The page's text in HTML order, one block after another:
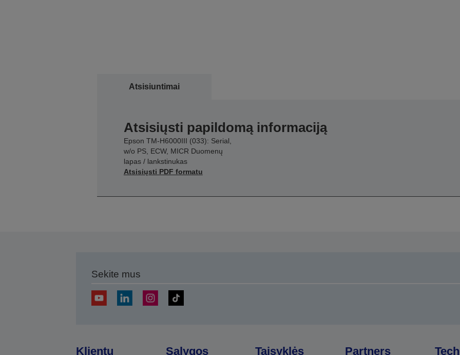
Atsisiuntimai
Atsisiųsti papildomą informaciją
Epson TM-H6000III (033): Serial,
w/o PS, ECW, MICR Duomenų
lapas / lankstinukas
Atsisiųsti PDF formatu
Sekite mus
Klientų Sąlygos Taisyklės Partners